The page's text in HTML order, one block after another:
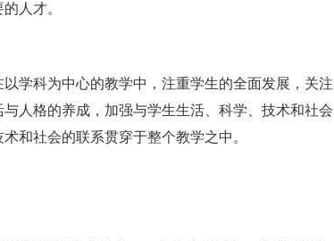
人才。
学科为中心的教学中，注重学生的全面发展，关注
人格的养成，加强与学生生活、科学、技术和社会
和社会的联系贯穿于整个教学之中。